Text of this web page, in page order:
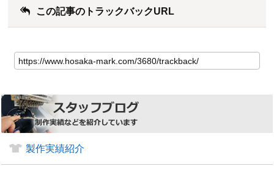
この記事のトラックバックURL
製作実績紹介